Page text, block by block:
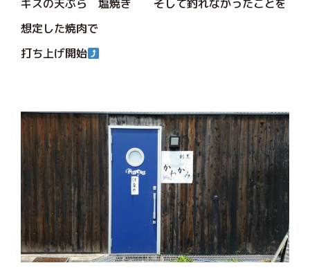
キスの天ぷら 塩焼き そして釣れなかったことを
想定した焼肉で
打ち上げ開始